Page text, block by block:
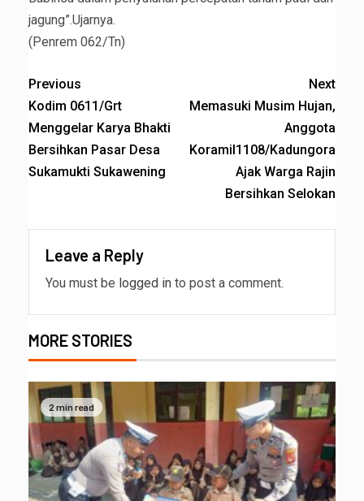
jagung”.Ujarnya.
(Penrem 062/Tn)
Previous
Kodim 0611/Grt
Menggelar Karya Bhakti
Bersihkan Pasar Desa
Sukamukti Sukawening
Next
Memasuki Musim Hujan,
Anggota
Koramil1108/Kadungora
Ajak Warga Rajin
Bersihkan Selokan
Leave a Reply
You must be logged in to post a comment.
MORE STORIES
2 min read